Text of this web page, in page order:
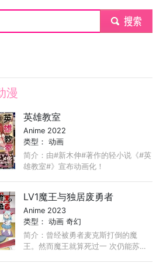
submit
漫
英雄教室
Anime 2022
类型：动画
简介：由#新木伸#著作的轻小说《#英
雄教室#》宣布动画化！
LV1魔王与独居废勇者
Anime 2023
类型：动画 奇幻
简介：曾经被勇者麦克斯打倒的魔
王。然而魔王就算死过一 次仍能苏